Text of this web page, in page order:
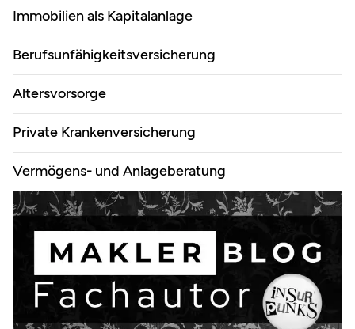
Immobilien als Kapitalanlage
Berufsunfähigkeitsversicherung
Altersvorsorge
Private Krankenversicherung
Vermögens- und Anlageberatung